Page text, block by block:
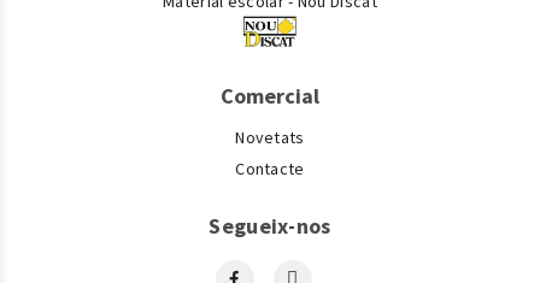
Comercial
Novetats
Contacte
Segueix-nos